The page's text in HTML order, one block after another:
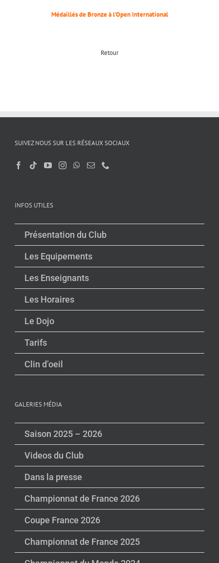
Médaillés de Bronze à l’Open International
Retour
SUIVEZ NOUS SUR LES RÉSEAUX SOCIAUX
INFOS UTILES
Présentation du Club
Les Equipements
Les Enseignants
Les Horaires
Le Dojo
Tarifs
Clin d’oeil
GALERIES MÉDIA
Saison 2025 – 2026
Videos du Club
Dans la presse
Championnat de France 2026
Coupe France 2026
Championnat de France 2025